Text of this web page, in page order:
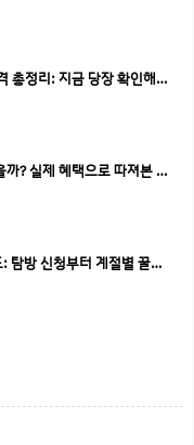
2025년 근로장려금 신청자격 총정리: 지금 당장 확인해야 할 기준은?
쿠팡 와우 월회비 아깝지 않을까? 실제 혜택으로 따져본 가성비 분석
곰배령 예약하기 완벽 가이드: 탐방 신청부터 계절별 꿀팁까지